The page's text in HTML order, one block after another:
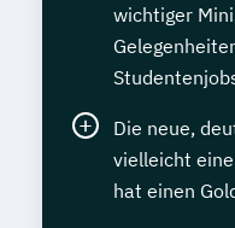
wichtiger
Die neue,
vielleicht
hat einen